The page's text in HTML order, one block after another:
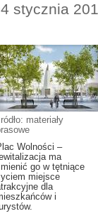
stycznia
materiały
Wolności –
ma
go w tętniące
miejsce
dla
i